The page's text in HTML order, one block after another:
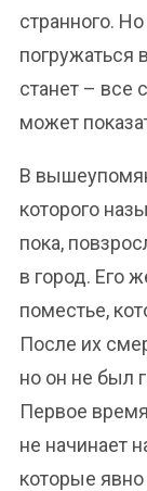
странного.
погружаться
станет – все
может
В
которого
пока,
в город. Его
поместье,
После их
но он не был
Первое
не начинает
которые